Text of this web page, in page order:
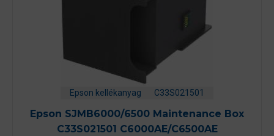
Epson kellékanyag C33S021501
Epson SJMB6000/6500 Maintenance Box
C33S021501 C6000AE/C6500AE